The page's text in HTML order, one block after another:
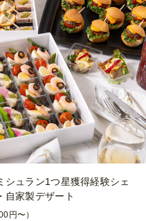
がいたことも影響したかもし
の皆さんにも喜んでいただけ
せていただきたいと思いま
シュラン1つ星獲得経験シェ
自家製デザート
円〜）